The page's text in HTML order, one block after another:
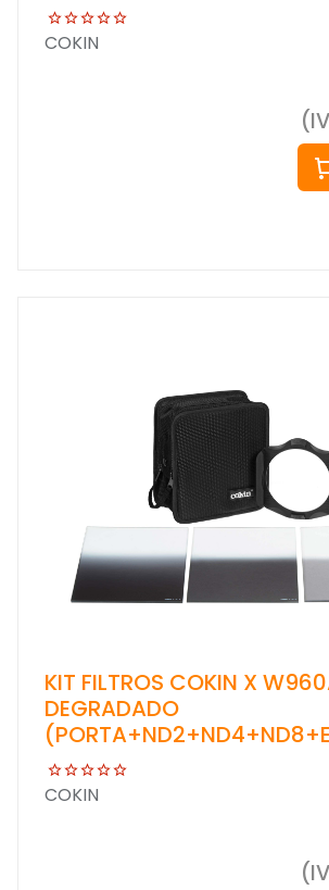
COKIN
KIT FILTROS COKIN X
DEGRADADO
COKIN